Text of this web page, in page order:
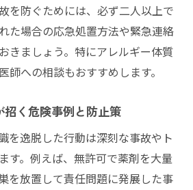
を防ぐためには、必ず二人以上で
た場合の応急処置方法や緊急連絡
きましょう。特にアレルギー体質
師への相談もおすすめします。
く危険事例と防止策
を逸脱した行動は深刻な事故やト
す。例えば、無許可で薬剤を大量
を放置して責任問題に発展した事